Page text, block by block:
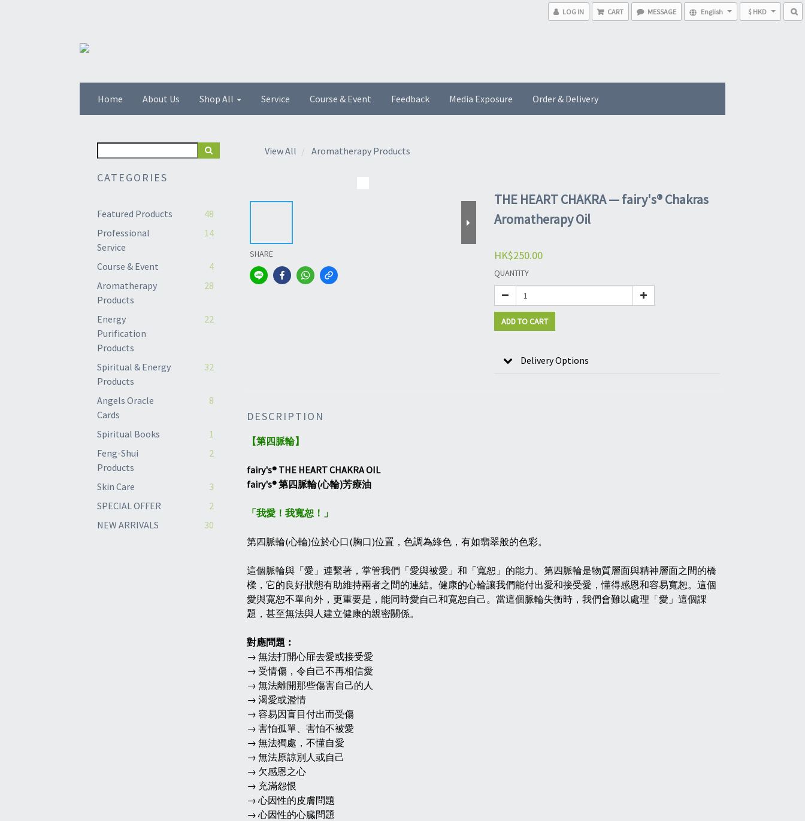
LOG IN CART MESSAGE English $ HKD
Home About Us Shop All Service Course & Event Feedback Media Exposure Order & Delivery
CATEGORIES
Featured Products
48
Professional
Service
14
Course & Event
4
Aromatherapy
Products
28
Energy
Purification
Products
22
Spiritual & Energy
Products
32
Angels Oracle
Cards
8
Spiritual Books
1
Feng-Shui
Products
2
Skin Care
3
SPECIAL OFFER
2
NEW ARRIVALS
30
View All Aromatherapy Products
SHARE
THE HEART CHAKRA — fairy's® Chakras
Aromatherapy Oil
HK$250.00
QUANTITY
ADD TO CART
Delivery Options
DESCRIPTION
【第四脈輪】
fairy's® THE HEART CHAKRA OIL
fairy's® 第四脈輪(心輪)芳療油
「我愛！我寬恕！」
第四脈輪(心輪)位於心口(胸口)位置，色調為綠色，有如翡翠般的色彩。
這個脈輪與「愛」連繫著，掌管我們「愛與被愛」和「寬恕」的能力。第四脈輪是物質層面與精神層面之間的橋
樑，它的良好狀態有助維持兩者之間的連結。健康的心輪讓我們能付出愛和接受愛，懂得感恩和容易寬恕。這個
愛與寛恕不單向外，更重要是，能同時愛自己和寛恕自己。當這個脈輪失衡時，我們會難以處理「愛」這個課
題，甚至無法與人建立健康的親密關係。
對應問題︰
→ 無法打開心屝去愛或接受愛
→ 受情傷，令自己不再相信愛
→ 無法離開那些傷害自己的人
→ 渴愛或濫情
→ 容易因盲目付出而受傷
→ 害怕孤單、害怕不被愛
→ 無法獨處，不懂自愛
→ 無法原諒別人或自己
→ 欠感恩之心
→ 充滿怨恨
→ 心因性的皮膚問題
→ 心因性的心臓問題